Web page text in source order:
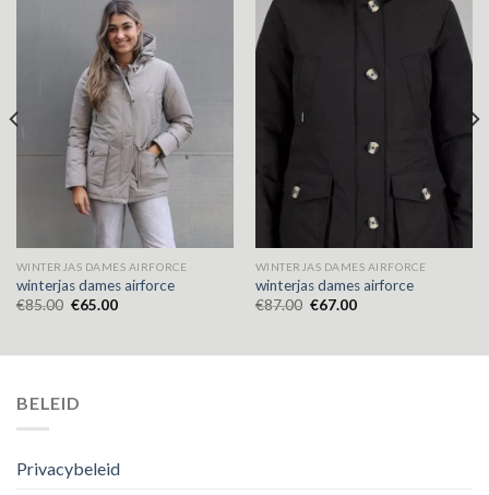
WINTERJAS DAMES AIRFORCE
winterjas dames airforce
€85.00 €65.00
WINTERJAS DAMES AIRFORCE
winterjas dames airforce
€87.00 €67.00
BELEID
Privacybeleid